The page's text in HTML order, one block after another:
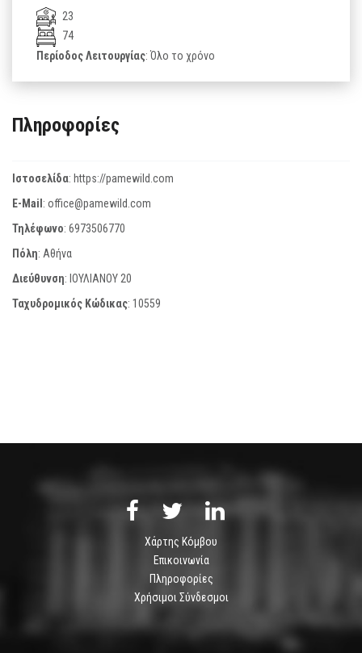
23
74
Περίοδος Λειτουργίας: Όλο το χρόνο
Πληροφορίες
Ιστοσελίδα: https://pamewild.com
E-Mail: office@pamewild.com
Τηλέφωνο: 6973506770
Πόλη: Αθήνα
Διεύθυνση: ΙΟΥΛΙΑΝΟΥ 20
Ταχυδρομικός Κώδικας: 10559
Χάρτης Κόμβου
Επικοινωνία
Πληροφορίες
Χρήσιμοι Σύνδεσμοι